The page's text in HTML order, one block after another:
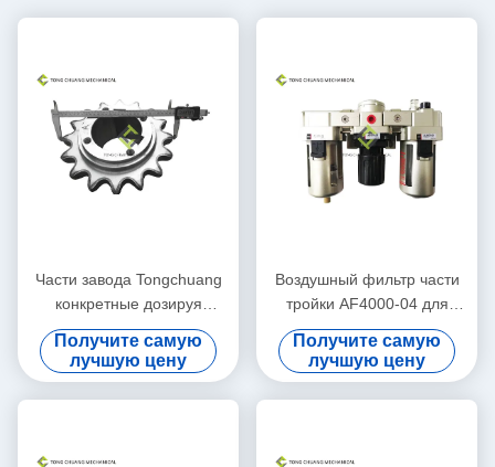
Части завода Tongchuang
конкретные дозируя
управляют цепным
колесом для редуктора
смесителя
Получите самую
лучшую цену
Воздушный фильтр части
тройки AF4000-04 для
конкретного дозируя
завода
Получите самую
лучшую цену